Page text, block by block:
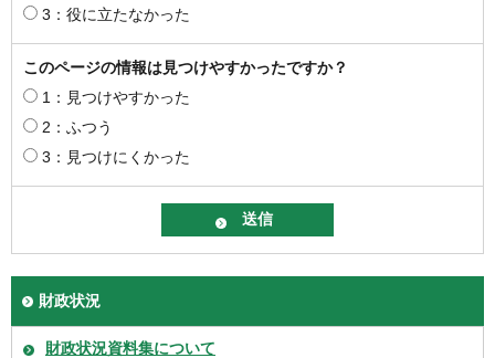
3：役に立たなかった
このページの情報は見つけやすかったですか？
1：見つけやすかった
2：ふつう
3：見つけにくかった
財政状況
財政状況資料集について